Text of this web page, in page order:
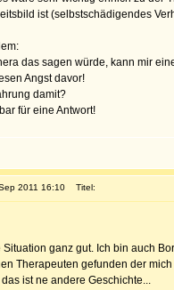
ist (selbstschädigendes
das sagen würde, kann mir
Angst davor!
damit?
für eine Antwort!
2011 16:10 Titel:
Situation ganz gut. Ich bin auch
Therapeuten gefunden der
ist ne andere Geschichte...